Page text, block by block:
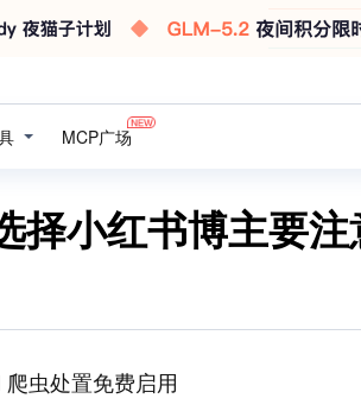
MCP广场
择小红书博主要注
爬虫处置免费启用